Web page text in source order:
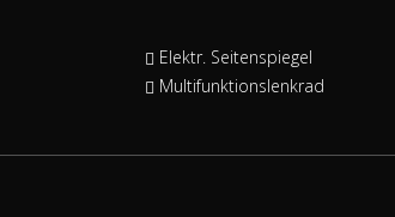
Elektr. Seitenspiegel
Multifunktionslenkrad